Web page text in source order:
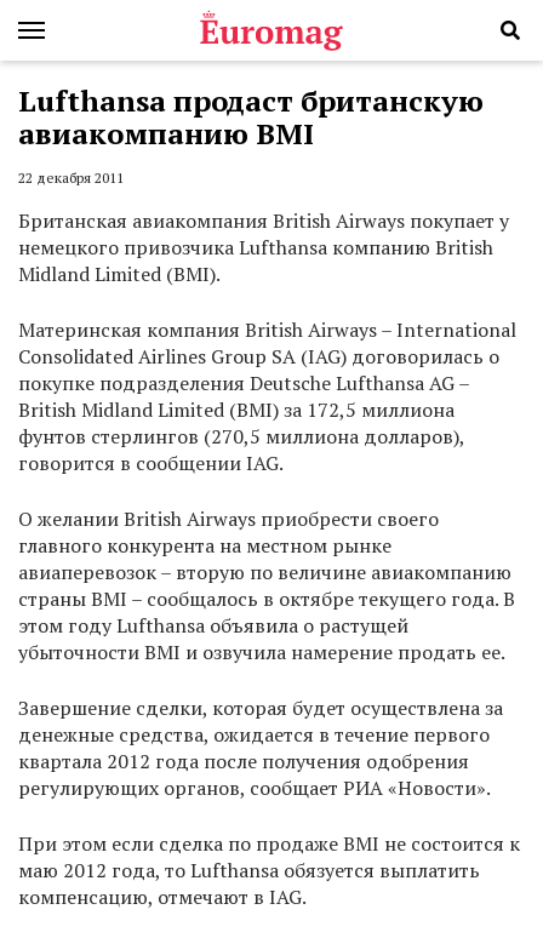
Lufthansa продаст британскую
авиакомпанию BMI
22 декабря 2011
Британская авиакомпания British Airways покупает у
немецкого привозчика Lufthansa компанию British
Midland Limited (BMI).
Материнская компания British Airways – International
Consolidated Airlines Group SA (IAG) договорилась о
покупке подразделения Deutsche Lufthansa AG –
British Midland Limited (BMI) за 172,5 миллиона
фунтов стерлингов (270,5 миллиона долларов),
говорится в сообщении IAG.
О желании British Airways приобрести своего
главного конкурента на местном рынке
авиаперевозок – вторую по величине авиакомпанию
страны BMI – сообщалось в октябре текущего года. В
этом году Lufthansa объявила о растущей
убыточности BMI и озвучила намерение продать ее.
Завершение сделки, которая будет осуществлена за
денежные средства, ожидается в течение первого
квартала 2012 года после получения одобрения
регулирующих органов, сообщает РИА «Новости».
При этом если сделка по продаже BMI не состоится к
маю 2012 года, то Lufthansa обязуется выплатить
компенсацию, отмечают в IAG.